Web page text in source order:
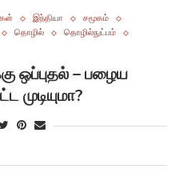
இந்தியா
சமூகம்
தொழில்
தொழில்நுட்பம்
ஒப்புதல் – பழைய